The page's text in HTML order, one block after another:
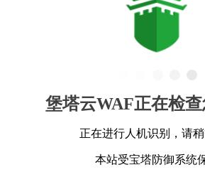
堡塔云WAF正在检查
正在进行人机识别，请
本站受宝塔防御系统